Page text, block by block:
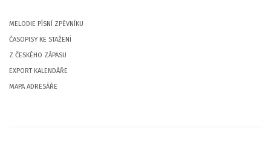
MELODIE PÍSNÍ ZPĚVNÍKU
ČASOPISY KE STAŽENÍ
Z ČESKÉHO ZÁPASU
EXPORT KALENDÁŘE
MAPA ADRESÁŘE